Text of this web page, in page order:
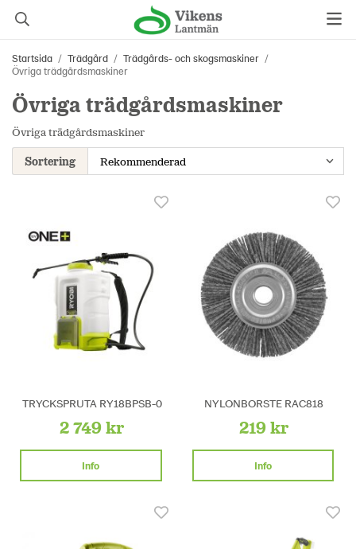
Startsida / Trädgård / Trädgårds- och skogsmaskiner /
Övriga trädgårdsmaskiner
Övriga trädgårdsmaskiner
Övriga trädgårdsmaskiner
Sortering
TRYCKSPRUTA RY18BPSB-0
2 749 kr
Info
NYLONBORSTE RAC818
219 kr
Info